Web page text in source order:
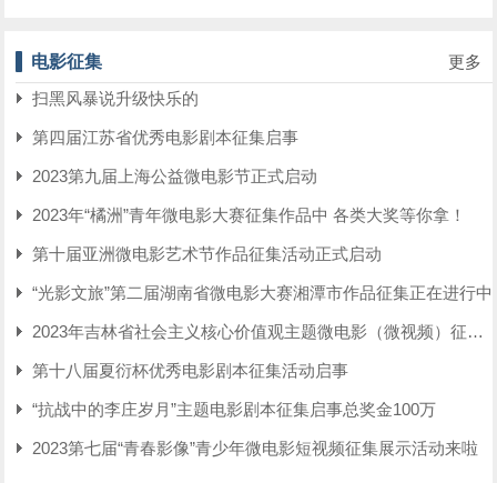
电影征集
更多
扫黑风暴说升级快乐的
第四届江苏省优秀电影剧本征集启事
2023第九届上海公益微电影节正式启动
2023年“橘洲”青年微电影大赛征集作品中 各类大奖等你拿！
第十届亚洲微电影艺术节作品征集活动正式启动
“光影文旅”第二届湖南省微电影大赛湘潭市作品征集正在进行中
2023年吉林省社会主义核心价值观主题微电影（微视频）征集展示活动公告
第十八届夏衍杯优秀电影剧本征集活动启事
“抗战中的李庄岁月”主题电影剧本征集启事总奖金100万
2023第七届“青春影像”青少年微电影短视频征集展示活动来啦